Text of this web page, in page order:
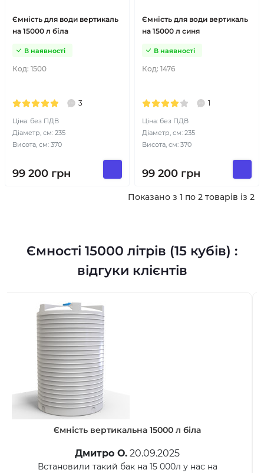
Ємність для води вертикаль
на 15000 л біла
Код: 1500
В наявності
3
Ціна: без ПДВ
Діаметр, см: 235
Висота, см: 370
99 200 грн
Ємність для води вертикаль
на 15000 л синя
Код: 1476
В наявності
1
Ціна: без ПДВ
Діаметр, см: 235
Висота, см: 370
99 200 грн
Показано з 1 по 2 товарів із 2
Ємності 15000 літрів (15 кубів) :
відгуки клієнтів
Ємність вертикальна 15000 л біла
Сергей М.19.09.2025
Емкость 15000л - удовольствие не из дешевых на